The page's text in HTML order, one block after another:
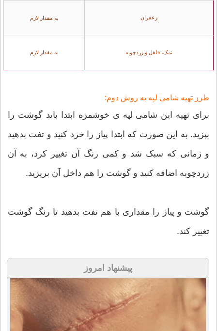
زعفران به مقدار لازم
نمک، فلفل و زردچوبه به مقدار لازم
طرز تهیه شامی لپه به روش دوم:
برای تهیه این شامی لپه ی خوشمزه ابتدا باید گوشت را
بپزید. به این صورت که ابتدا پیاز را خرد کنید و تفت بدهید
و زمانی که سبک شد و کمی رنگ آن تغییر کرد، به آن
زردچوبه اضافه کنید و گوشت را هم داخل آن بریزید.
گوشت و پیاز را مقداری با هم تفت بدهید تا رنگ گوشت
تغییر کند.
پیشنهاد امروز